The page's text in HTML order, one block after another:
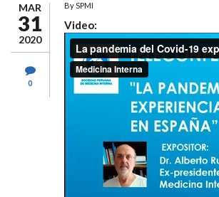
MAR
31
2020
0
BySPMI
Video: